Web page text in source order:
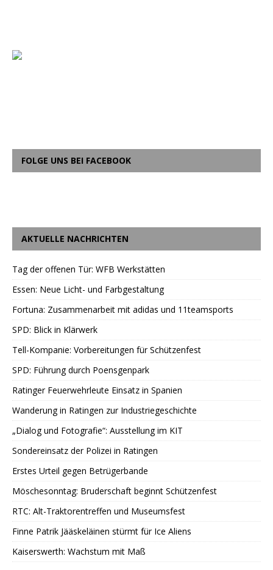
FOLGE UNS BEI FACEBOOK
AKTUELLE NACHRICHTEN
Tag der offenen Tür: WFB Werkstätten
Essen: Neue Licht- und Farbgestaltung
Fortuna: Zusammenarbeit mit adidas und 11teamsports
SPD: Blick in Klärwerk
Tell-Kompanie: Vorbereitungen für Schützenfest
SPD: Führung durch Poensgenpark
Ratinger Feuerwehrleute Einsatz in Spanien
Wanderung in Ratingen zur Industriegeschichte
„Dialog und Fotografie“: Ausstellung im KIT
Sondereinsatz der Polizei in Ratingen
Erstes Urteil gegen Betrügerbande
Möschesonntag: Bruderschaft beginnt Schützenfest
RTC: Alt-Traktorentreffen und Museumsfest
Finne Patrik Jääskeläinen stürmt für Ice Aliens
Kaiserswerth: Wachstum mit Maß